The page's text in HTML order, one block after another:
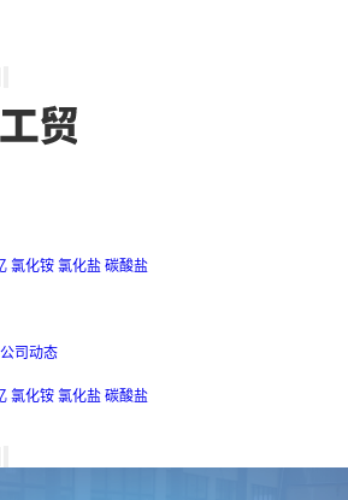
氯化铵 氯化盐 碳酸盐
公司动态
氯化铵 氯化盐 碳酸盐